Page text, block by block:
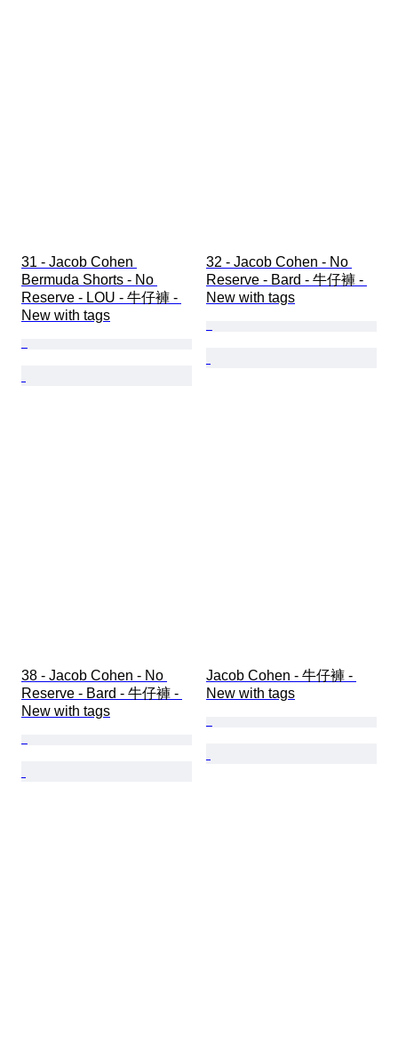
31 - Jacob Cohen
Bermuda Shorts - No
Reserve - LOU - 牛仔褲 -
New with tags
32 - Jacob Cohen - No
Reserve - Bard - 牛仔褲 -
New with tags
38 - Jacob Cohen - No
Reserve - Bard - 牛仔褲 -
New with tags
Jacob Cohen - 牛仔褲 -
New with tags